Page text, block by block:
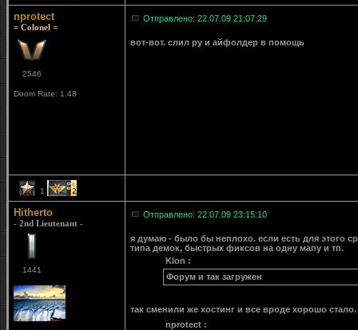
nprotect
= Colonel =
2546
Doom Rate: 1.48
Отправлено: 22.07.09 21:07:29
вот-вот. слил ру и айфолдер в помощь
1 2
Hitherto
- 2nd Lieutenant -
1441
Отправлено: 22.07.09 23:15:10
я думаю - было бы неплохо. если есть для этого
типа демок, быстрых фиксов на одну мапу и тп.
Klon :
Форум и так загружен
так сменили же хостинг и все вроде хорошо
nprotect :